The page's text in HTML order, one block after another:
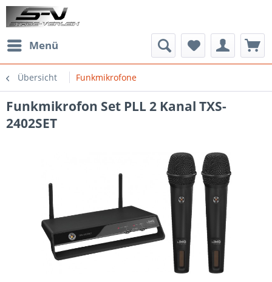
Menü
Übersicht Funkmikrofone
Funkmikrofon Set PLL 2 Kanal TXS-
2402SET